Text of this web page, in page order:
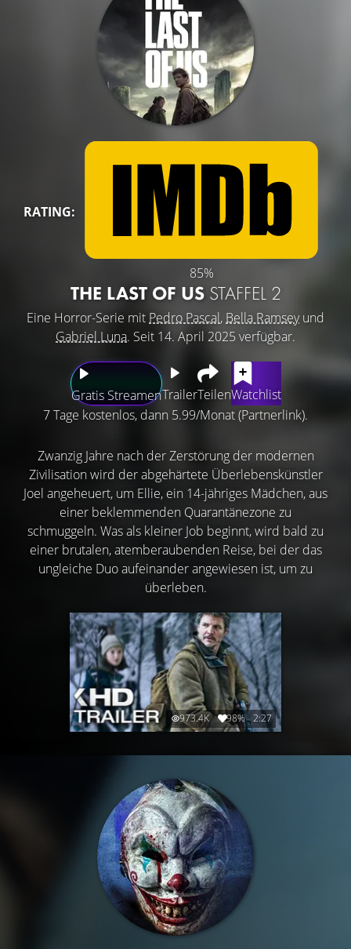
RATING:
85%
THE LAST OF US STAFFEL 2
Eine Horror-Serie mit Pedro Pascal, Bella Ramseyund
Gabriel Luna. Seit 14. April 2025 verfügbar.
Gratis StreamenTrailerTeilenWatchlist
7 Tage kostenlos, dann 5.99/Monat (Partnerlink).
Zwanzig Jahre nach der Zerstörung der modernen
Zivilisation wird der abgehärtete Überlebenskünstler
Joel angeheuert, um Ellie, ein 14-jähriges Mädchen, aus
einer beklemmenden Quarantänezone zu
schmuggeln. Was als kleiner Job beginnt, wird bald zu
einer brutalen, atemberaubenden Reise, bei der das
ungleiche Duo aufeinander angewiesen ist, um zu
überleben.
973.4K 98% 2:27